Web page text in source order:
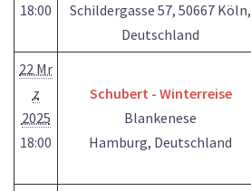
18:00
Schildergasse 57, 50667 Köln,
Deutschland
22 Mr
z
2025
18:00
Schubert - Winterreise
Blankenese
Hamburg, Deutschland